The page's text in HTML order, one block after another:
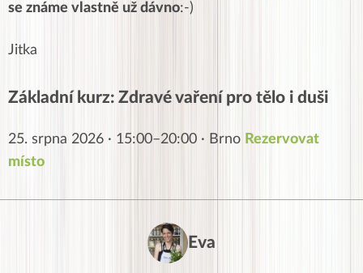
se známe vlastně už dávno:-)
Jitka
Základní kurz: Zdravé vaření pro tělo i duši
25. srpna 2026 · 15:00–20:00 · Brno Rezervovat
místo
Eva